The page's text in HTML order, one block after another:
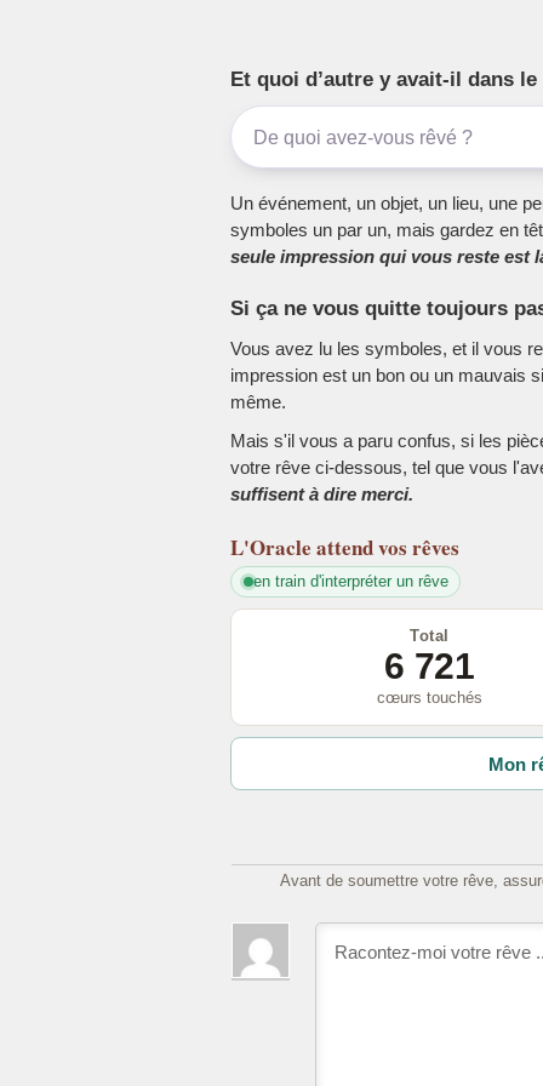
Et quoi d’autre y avait-il dans le
Un événement, un objet, un lieu, une
symboles un par un, mais gardez en
seule impression qui vous reste est
Si ça ne vous quitte toujours
Vous avez lu les symboles, et il vous
impression est un bon ou un mauvais
même.
Mais s'il vous a paru confus, si les
votre rêve ci-dessous, tel que vous
suffisent à dire merci.
L'Oracle attend vos rêves
en train d'interpréter un rêve
Total
6 721
cœurs touchés
Mon
Avant de soumettre votre rêve,